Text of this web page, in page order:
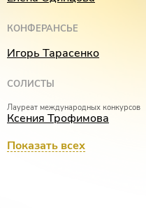
КОНФЕРАНСЬЕ
Игорь Тарасенко
СОЛИСТЫ
Лауреат международных конкурсов
Ксения Трофимова
Алексей Ерёмин
Показать всех